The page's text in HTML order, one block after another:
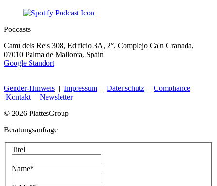
Podcasts
Camí dels Reis 308, Edificio 3A, 2°, Complejo Ca'n Granada,
07010 Palma de Mallorca, Spain
Google Standort
Gender-Hinweis | Impressum | Datenschutz | Compliance |
Kontakt | Newsletter
© 2026 PlattesGroup
Beratungsanfrage
Titel
Name*